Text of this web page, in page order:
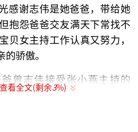
感谢志伟是她爸爸，带给她
抱怨爸爸交友满天下常找不
贝女主持工作认真又努力，
骄傲。
曾志伟接受张小燕主持的
。
看全文(剩余3%)